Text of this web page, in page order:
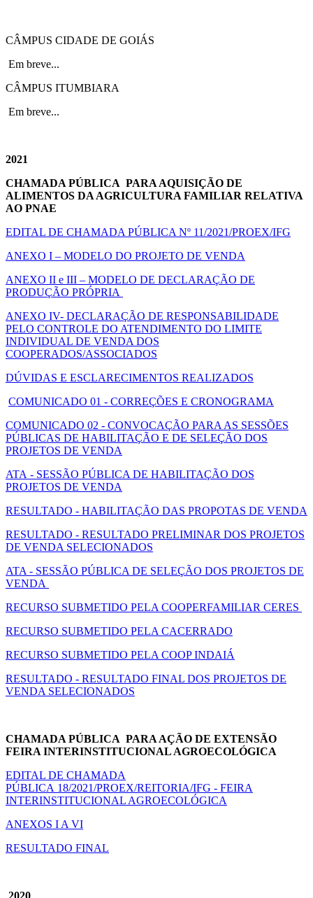
CÂMPUS CIDADE DE GOIÁS
Em breve...
CÂMPUS ITUMBIARA
Em breve...
2021
CHAMADA PÚBLICA PARA AQUISIÇÃO DE
ALIMENTOS DA AGRICULTURA FAMILIAR RELATIVA
AO PNAE
EDITAL DE CHAMADA PÚBLICA Nº 11/2021/PROEX/IFG
ANEXO I – MODELO DO PROJETO DE VENDA
ANEXO II e III – MODELO DE DECLARAÇÃO DE
PRODUÇÃO PRÓPRIA
ANEXO IV- DECLARAÇÃO DE RESPONSABILIDADE
PELO CONTROLE DO ATENDIMENTO DO LIMITE
INDIVIDUAL DE VENDA DOS
COOPERADOS/ASSOCIADOS
DÚVIDAS E ESCLARECIMENTOS REALIZADOS
COMUNICADO 01 - CORREÇÕES E CRONOGRAMA
COMUNICADO 02 - CONVOCAÇÃO PARA AS SESSÕES
PÚBLICAS DE HABILITAÇÃO E DE SELEÇÃO DOS
PROJETOS DE VENDA
ATA - SESSÃO PÚBLICA DE HABILITAÇÃO DOS
PROJETOS DE VENDA
RESULTADO - HABILITAÇÃO DAS PROPOTAS DE VENDA
RESULTADO - RESULTADO PRELIMINAR DOS PROJETOS
DE VENDA SELECIONADOS
ATA - SESSÃO PÚBLICA DE SELEÇÃO DOS PROJETOS DE
VENDA
RECURSO SUBMETIDO PELA COOPERFAMILIAR CERES
RECURSO SUBMETIDO PELA CACERRADO
RECURSO SUBMETIDO PELA COOP INDAIÁ
RESULTADO - RESULTADO FINAL DOS PROJETOS DE
VENDA SELECIONADOS
CHAMADA PÚBLICA PARA AÇÃO DE EXTENSÃO
FEIRA INTERINSTITUCIONAL AGROECOLÓGICA
EDITAL DE CHAMADA
PÚBLICA 18/2021/PROEX/REITORIA/IFG - FEIRA
INTERINSTITUCIONAL AGROECOLÓGICA
ANEXOS I A VI
RESULTADO FINAL